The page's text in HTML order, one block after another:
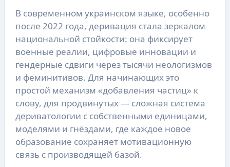
В современном украинском языке, особенно
после 2022 года, деривация стала зеркалом
национальной стойкости: она фиксирует
военные реалии, цифровые инновации и
гендерные сдвиги через тысячи неологизмов
и феминитивов. Для начинающих это
простой механизм «добавления частиц» к
слову, для продвинутых — сложная система
дериватологии с собственными единицами,
моделями и гнёздами, где каждое новое
образование сохраняет мотивационную
связь с производящей базой.